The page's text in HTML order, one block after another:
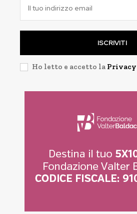
ISCRIVITI
Ho letto e accetto la